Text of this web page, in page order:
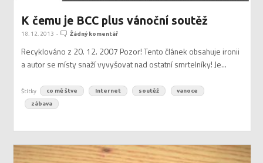
K čemu je BCC plus vánoční soutěž
18. 12. 2013 - Žádný komentář
Recyklováno z 20. 12. 2007 Pozor! Tento článek obsahuje ironii
a autor se místy snaží vyvyšovat nad ostatní smrtelníky! Je...
Štítky co mě štve Internet soutěž
vanoce
zábava